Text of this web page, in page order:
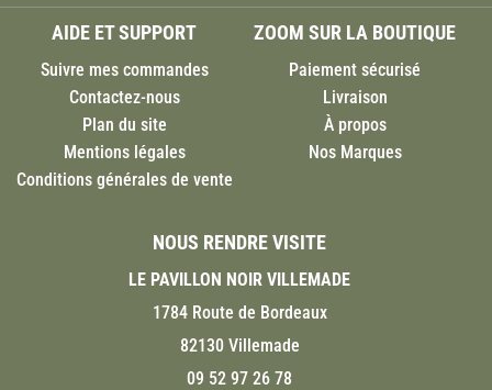
AIDE ET SUPPORT
Suivre mes commandes
Contactez-nous
Plan du site
Mentions légales
Conditions générales de vente
ZOOM SUR LA BOUTIQUE
Paiement sécurisé
Livraison
À propos
Nos Marques
NOUS RENDRE VISITE
LE PAVILLON NOIR VILLEMADE
1784 Route de Bordeaux
82130 Villemade
09 52 97 26 78